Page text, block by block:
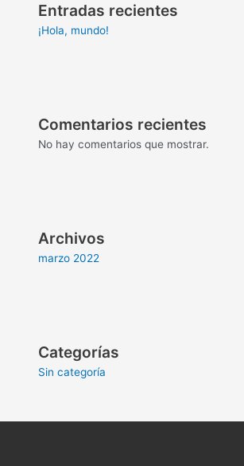
Entradas recientes
¡Hola, mundo!
Comentarios recientes
No hay comentarios que mostrar.
Archivos
marzo 2022
Categorías
Sin categoría